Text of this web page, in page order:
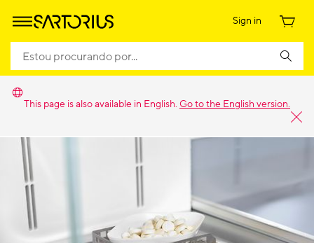
Sign in
This page is also available in English. Go to the English version.